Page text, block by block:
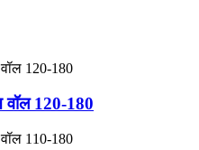
वॉल 120-180